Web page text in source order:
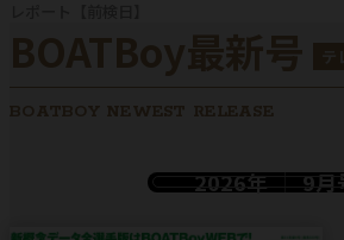
BOATBoy最新号
BOATBOY NEWEST RELEASE
2026年 9月